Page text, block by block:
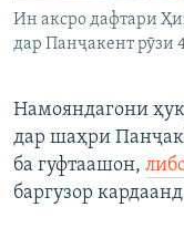
Ин аксро дафтари
дар Панҷакент рӯзи
Намояндагони
дар шаҳри
ба гуфтаашон,
баргузор